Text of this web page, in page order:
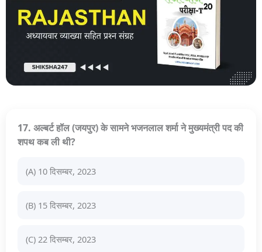
17. अल्बर्ट हॉल (जयपुर) के सामने भजनलाल शर्मा ने मुख्यमंत्री पद की
शपथ कब ली थी?
(A) 10 दिसम्बर, 2023
(B) 15 दिसम्बर, 2023
(C) 22 दिसम्बर, 2023